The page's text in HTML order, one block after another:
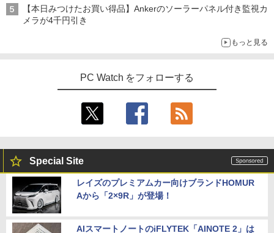
【本日みつけたお買い得品】Ankerのソーラーパネル付き監視カ
メラが4千円引き
もっと見る
PC Watch をフォローする
Special Site
レイズのプレミアムカー向けブランドHOMUR
Aから「2×9R」が登場！
AIスマートノートのiFLYTEK「AINOTE 2」は